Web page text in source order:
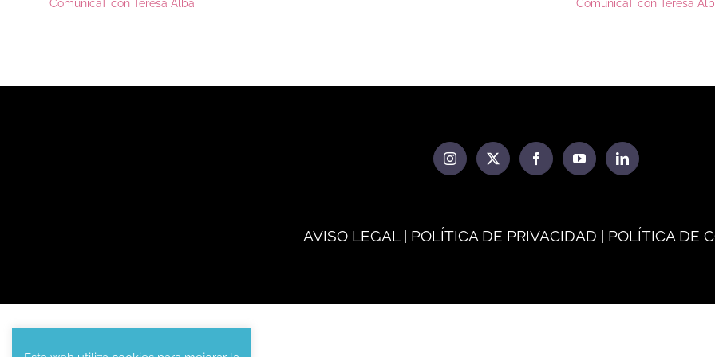
ComunicaT con Teresa Alba ComunicaT con Teresa
AVISO LEGAL | POLÍTICA DE PRIVACIDAD | POLÍTICA DE